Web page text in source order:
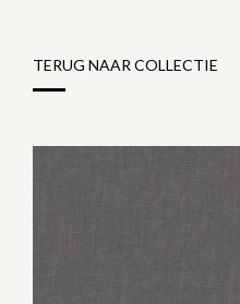
TERUG NAAR COLLECTIE